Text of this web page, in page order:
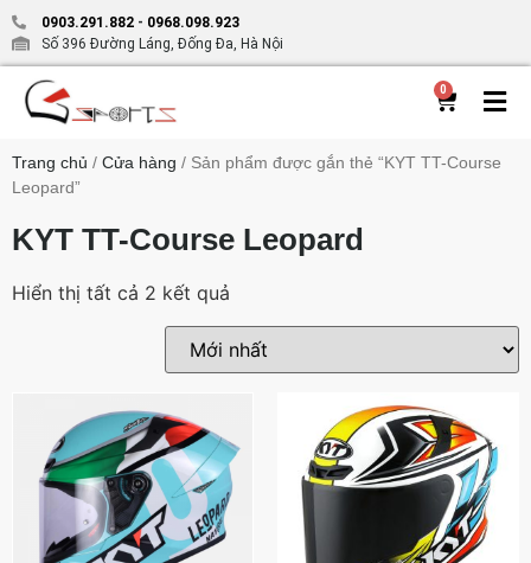
0903.291.882 - 0968.098.923
Số 396 Đường Láng, Đống Đa, Hà Nội
0
Trang chủ / Cửa hàng / Sản phẩm được gắn thẻ “KYT TT-Course
Leopard”
KYT TT-Course Leopard
Hiển thị tất cả 2 kết quả